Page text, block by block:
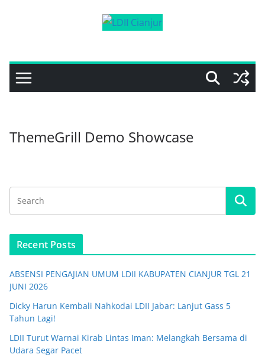
ThemeGrill Demo Showcase
Recent Posts
ABSENSI PENGAJIAN UMUM LDII KABUPATEN CIANJUR TGL 21
JUNI 2026
Dicky Harun Kembali Nahkodai LDII Jabar: Lanjut Gass 5
Tahun Lagi!
LDII Turut Warnai Kirab Lintas Iman: Melangkah Bersama di
Udara Segar Pacet